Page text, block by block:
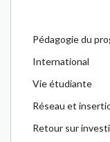
Pédagogie du
International
Vie étudiante
Réseau et
Retour sur